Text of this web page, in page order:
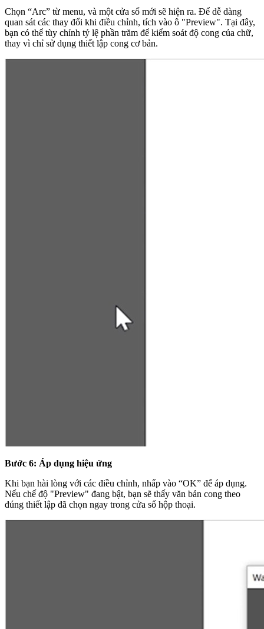
Chọn “Arc” từ menu, và một cửa sổ mới sẽ hiện ra. Để dễ dàng
quan sát các thay đổi khi điều chỉnh, tích vào ô "Preview". Tại đây,
bạn có thể tùy chỉnh tỷ lệ phần trăm để kiểm soát độ cong của chữ,
thay vì chỉ sử dụng thiết lập cong cơ bản.
Bước 6: Áp dụng hiệu ứng
Khi bạn hài lòng với các điều chỉnh, nhấp vào “OK” để áp dụng.
Nếu chế độ "Preview" đang bật, bạn sẽ thấy văn bản cong theo
đúng thiết lập đã chọn ngay trong cửa sổ hộp thoại.